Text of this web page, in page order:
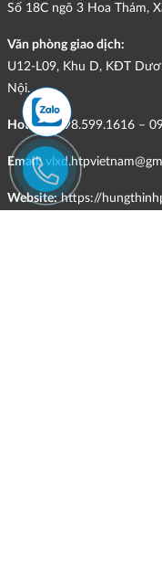
Số 18C ngõ 3 Hoa Thám,
Văn phòng giao dịch:
U12-L09, Khu D, KĐT
Nội.
Hotline:098.599.1616 –
Email:
Website: https://